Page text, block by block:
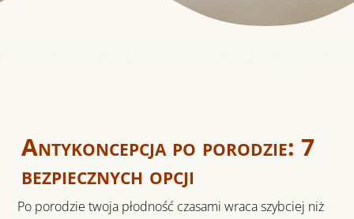
Antykoncepcja po porodzie: 7
bezpiecznych opcji
Po porodzie twoja płodność czasami wraca szybciej niż